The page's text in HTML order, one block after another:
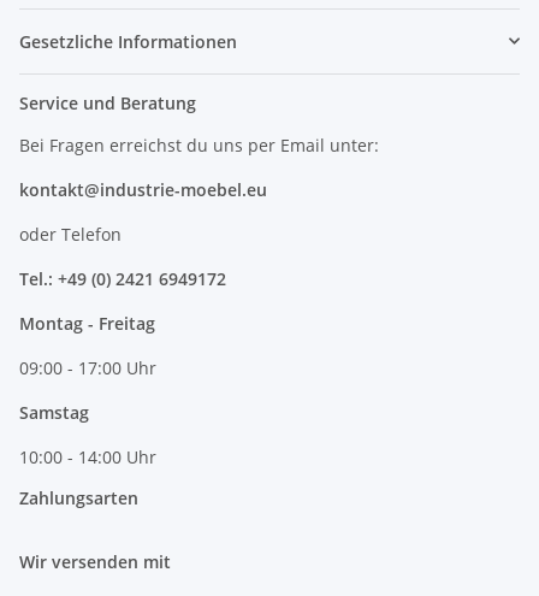
Gesetzliche Informationen
Service und Beratung
Bei Fragen erreichst du uns per Email unter:
kontakt@industrie-moebel.eu
oder Telefon
Tel.: +49 (0) 2421 6949172
Montag - Freitag
09:00 - 17:00 Uhr
Samstag
10:00 - 14:00 Uhr
Zahlungsarten
Wir versenden mit